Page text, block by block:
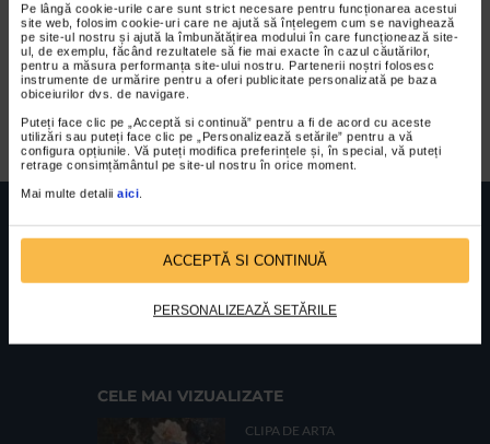
Pe lângă cookie-urile care sunt strict necesare pentru funcționarea acestui
site web, folosim cookie-uri care ne ajută să înțelegem cum se navighează
pe site-ul nostru și ajută la îmbunătățirea modului în care funcționează site-
ul, de exemplu, făcând rezultatele să fie mai exacte în cazul căutărilor,
pentru a măsura performanța site-ului nostru. Partenerii noștri folosesc
instrumente de urmărire pentru a oferi publicitate personalizată pe baza
obiceiurilor dvs. de navigare.
Puteți face clic pe „Acceptă si continuă” pentru a fi de acord cu aceste
utilizări sau puteți face clic pe „Personalizează setările” pentru a vă
configura opțiunile. Vă puteți modifica preferințele și, în special, vă puteți
retrage consimțământul pe site-ul nostru în orice moment.
Mai multe detalii aici
ACCEPTĂ SI CONTINUĂ
PERSONALIZEAZĂ SETĂRILE
Atelier 2011 de Alma
Redlinger
Cod fiscal: 9164384Sediu social: Str. Delfinului, Nr. 6, parter Bl. 42,
CELE MAI VIZUALIZATE
CLIPA DE ARTA